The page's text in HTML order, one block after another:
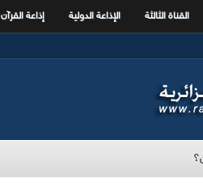
القناة الثالثة الإذاعة الدولية إذاعة القرآن